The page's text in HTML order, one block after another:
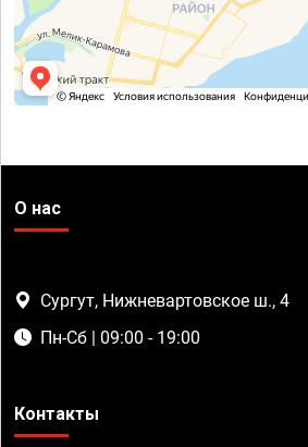
О нас
Сургут, Нижневартовское ш., 4
Пн-Сб | 09:00 - 19:00
Контакты